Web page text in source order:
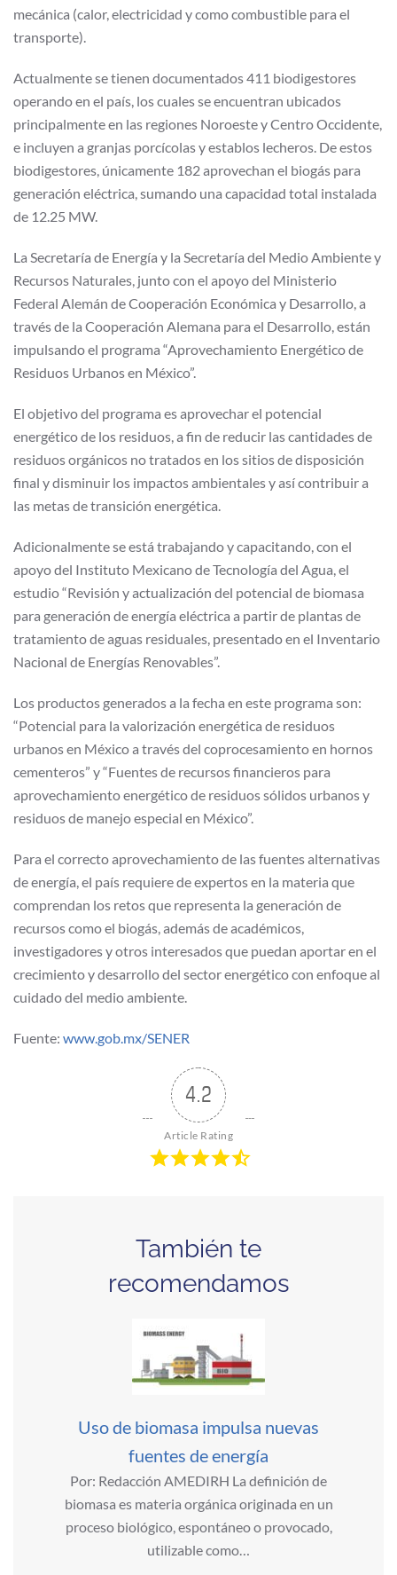
mecánica (calor, electricidad y como combustible para el
transporte).
Actualmente se tienen documentados 411 biodigestores
operando en el país, los cuales se encuentran ubicados
principalmente en las regiones Noroeste y Centro Occidente,
e incluyen a granjas porcícolas y establos lecheros. De estos
biodigestores, únicamente 182 aprovechan el biogás para
generación eléctrica, sumando una capacidad total instalada
de 12.25 MW.
La Secretaría de Energía y la Secretaría del Medio Ambiente y
Recursos Naturales, junto con el apoyo del Ministerio
Federal Alemán de Cooperación Económica y Desarrollo, a
través de la Cooperación Alemana para el Desarrollo, están
impulsando el programa “Aprovechamiento Energético de
Residuos Urbanos en México”.
El objetivo del programa es aprovechar el potencial
energético de los residuos, a fin de reducir las cantidades de
residuos orgánicos no tratados en los sitios de disposición
final y disminuir los impactos ambientales y así contribuir a
las metas de transición energética.
Adicionalmente se está trabajando y capacitando, con el
apoyo del Instituto Mexicano de Tecnología del Agua, el
estudio “Revisión y actualización del potencial de biomasa
para generación de energía eléctrica a partir de plantas de
tratamiento de aguas residuales, presentado en el Inventario
Nacional de Energías Renovables”.
Los productos generados a la fecha en este programa son:
“Potencial para la valorización energética de residuos
urbanos en México a través del coprocesamiento en hornos
cementeros” y “Fuentes de recursos financieros para
aprovechamiento energético de residuos sólidos urbanos y
residuos de manejo especial en México”.
Para el correcto aprovechamiento de las fuentes alternativas
de energía, el país requiere de expertos en la materia que
comprendan los retos que representa la generación de
recursos como el biogás, además de académicos,
investigadores y otros interesados que puedan aportar en el
crecimiento y desarrollo del sector energético con enfoque al
cuidado del medio ambiente.
Fuente: www.gob.mx/SENER
4.2
Article Rating
También te
recomendamos
Uso de biomasa impulsa nuevas
fuentes de energía
Por: Redacción AMEDIRH La definición de
biomasa es materia orgánica originada en un
proceso biológico, espontáneo o provocado,
utilizable como…